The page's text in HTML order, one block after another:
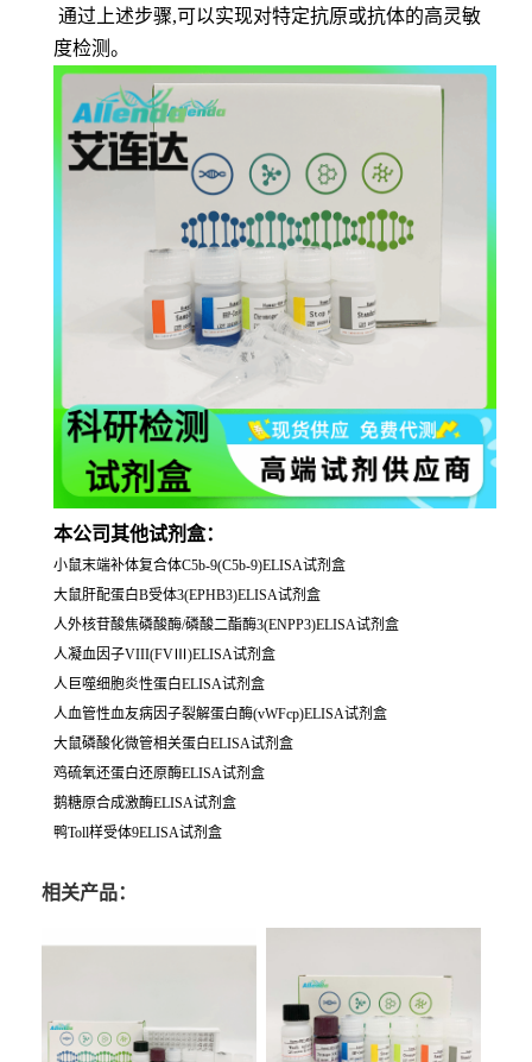
通过上述步骤,可以实现对特定抗原或抗体的高灵敏
度检测。
本公司其他试剂盒：
小鼠末端补体复合体C5b-9(C5b-9)ELISA试剂盒
大鼠肝配蛋白B受体3(EPHB3)ELISA试剂盒
人外核苷酸焦磷酸酶/磷酸二酯酶3(ENPP3)ELISA试剂盒
人凝血因子VIII(FVⅢ)ELISA试剂盒
人巨噬细胞炎性蛋白ELISA试剂盒
人血管性血友病因子裂解蛋白酶(vWFcp)ELISA试剂盒
大鼠磷酸化微管相关蛋白ELISA试剂盒
鸡硫氧还蛋白还原酶ELISA试剂盒
鹅糖原合成激酶ELISA试剂盒
鸭Toll样受体9ELISA试剂盒
相关产品：